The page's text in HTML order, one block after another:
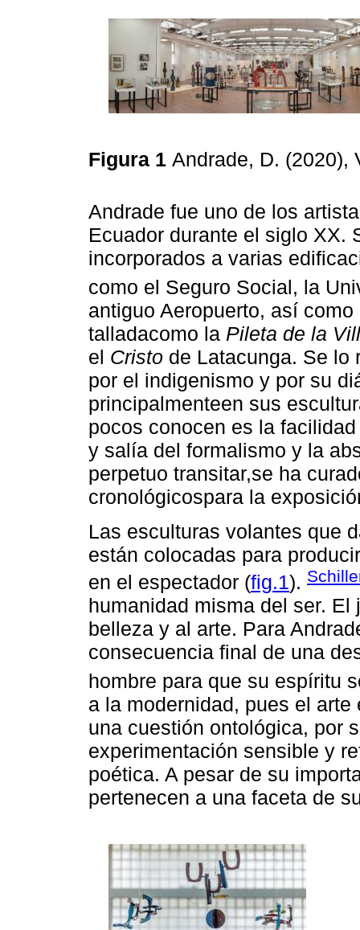
Figura 1 Andrade, D.
Andrade fue uno de los
Ecuador durante el siglo XX.
incorporados a varias
como el Seguro Social, la
antiguo Aeropuerto, así
talladacomo la Pileta de la
el Cristo de Latacunga. Se lo
por el indigenismo y por su
principalmenteen sus
pocos conocen es la
y salía del formalismo y la
perpetuo transitar,se ha
cronológicospara la
Las esculturas volantes que
están colocadas para
en el espectador (fig.1).
humanidad misma del ser.
belleza y al arte. Para
consecuencia final de una
hombre para que su espíritu
a la modernidad, pues el
una cuestión ontológica, por
experimentación sensible y
poética. A pesar de su
pertenecen a una faceta de